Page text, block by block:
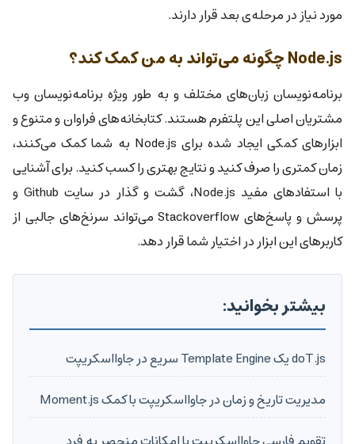
مورد نیاز در مرحله‌ی بعد قرار دارند.
Node.js چگونه می‌تواند به من کمک کند؟
برنامه‌نویسان زبان‌های مختلف و به طور ویژه برنامه‌نویسان وب
مشتریان اصلی این پلتفرم هستند. کتابخانه‌های فراوان و متنوع و
ابزارهای کمکی ایجاد شده برای Node.js به شما کمک می‌کنند،
زمان کمتری را صرف کنید و نتایج بهتری را کسب کنید. برای آشنایی
با استفاد‌های مفید Node.js، گشت و گذار در سایت Github و
پرسش و پاسخ‌های Stackoverflow می‌تواند سرنخ‌های جالبی از
کاربرهای این ابزار در اختیار شما قرار دهد.
بیشتر بخوانید:
doT.js یک Template Engine سریع در جاوااسکریپت
مدیریت تاریخ و زمان در جاوااسکریپت با کمک Moment.js